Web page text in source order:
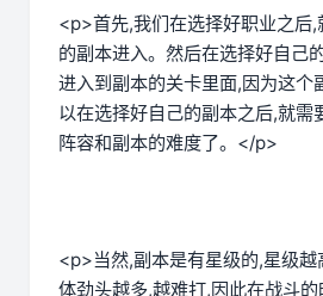
<p>首先,我们在选择好职业之后
的副本进入。然后在选择好自己
进入到副本的关卡里面,因为这个
以在选择好自己的副本之后,就需
阵容和副本的难度了。</p>
<p>当然,副本是有星级的,星级越
体劲头越多,越难打,因此在战斗